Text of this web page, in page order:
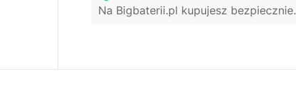
Na Bigbaterii.pl kupujesz bezpiecznie.